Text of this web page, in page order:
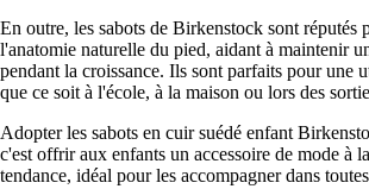
En outre, les sabots de Birkenstock sont réputés
l'anatomie naturelle du pied, aidant à maintenir
pendant la croissance. Ils sont parfaits pour une
que ce soit à l'école, à la maison ou lors des
Adopter les sabots en cuir suédé enfant
c'est offrir aux enfants un accessoire de mode à
tendance, idéal pour les accompagner dans